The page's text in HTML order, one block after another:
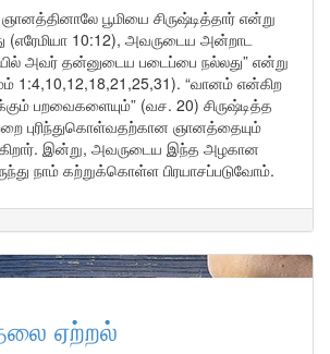
பூமியை சிருஷ்டித்தார் என்று
(எரேமியா 10:12), அவருடைய அன்றாட
அவர் தன்னுடைய படைப்பை நல்லது” என்று
1:4,10,12,18,21,25,31). “வானம் என்கிற
பறவைகளையும்” (வச. 20) சிருஷ்டித்த
புரிந்துகொள்வதற்கான ஞானத்தையும்
இன்று, அவருடைய இந்த அழகான
நாம் கற்றுக்கொள்ள பிரயாசப்படுவோம்.
ஏற்றல்